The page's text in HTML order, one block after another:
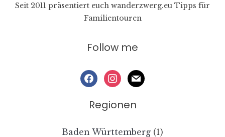
Seit 2011 präsentiert euch wanderzwerg.eu Tipps für
Familientouren
Follow me
facebookinstagram
mail
Regionen
Baden Württemberg (1)